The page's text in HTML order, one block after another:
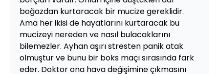
boğazdan kurtaracak bir mucize gereklidir.
Ama her ikisi de hayatlarını kurtaracak bu
mucizeyi nereden ve nasıl bulacaklarını
bilemezler. Ayhan aşırı stresten panik atak
olmuştur ve bunu bir boks maçı sırasında fark
eder. Doktor ona hava değişimine çıkmasını